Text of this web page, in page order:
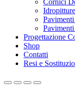
Cornici
Progettazione
Shop
Contatti
Resi e